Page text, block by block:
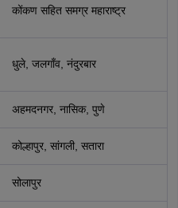
कोंकण सहित समग्र महाराष्ट्र
धुले, जलगाँव, नंदुरबार
अहमदनगर, नासिक, पुणे
कोल्हापुर, सांगली, सतारा
सोलापुर